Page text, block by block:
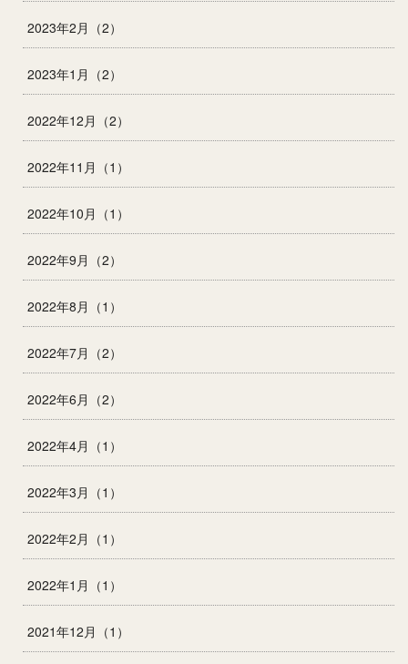
2023年2月（2）
2023年1月（2）
2022年12月（2）
2022年11月（1）
2022年10月（1）
2022年9月（2）
2022年8月（1）
2022年7月（2）
2022年6月（2）
2022年4月（1）
2022年3月（1）
2022年2月（1）
2022年1月（1）
2021年12月（1）